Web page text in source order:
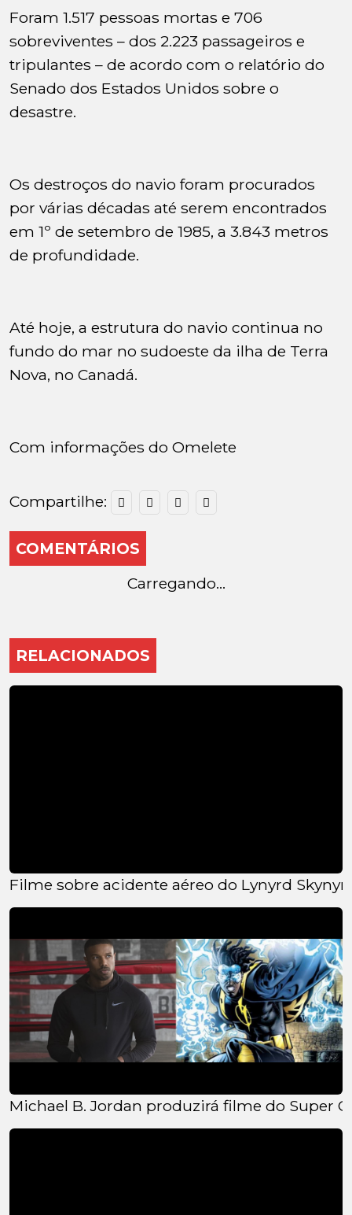
Foram 1.517 pessoas mortas e 706
sobreviventes – dos 2.223 passageiros e
tripulantes – de acordo com o relatório do
Senado dos Estados Unidos sobre o
desastre.
Os destroços do navio foram procurados
por várias décadas até serem encontrados
em 1º de setembro de 1985, a 3.843 metros
de profundidade.
Até hoje, a estrutura do navio continua no
fundo do mar no sudoeste da ilha de Terra
Nova, no Canadá.
Com informações do Omelete
Compartilhe:
COMENTÁRIOS
Carregando...
RELACIONADOS
Filme sobre acidente aéreo do Lynyrd
Michael B. Jordan produzirá filme do Super